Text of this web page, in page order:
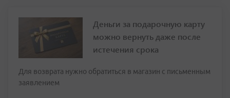
Деньги за подарочную карту
можно вернуть даже после
истечения срока
Для возврата нужно обратиться в магазин с письменным
заявлением